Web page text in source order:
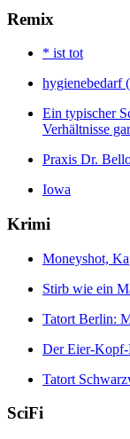
Remix
* ist tot
hygienebedarf
Ein typischer
Verhältnisse
Praxis Dr.
Iowa
Krimi
Moneyshot,
Stirb wie ein
Tatort Berlin:
Der Eier-
Tatort
SciFi